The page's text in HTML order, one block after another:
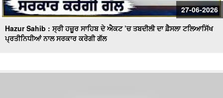
27-06-2026
Hazur Sahib : ਸ੍ਰੀ ਹਜ਼ੂਰ ਸਾਹਿਬ ਦੇ ਐਕਟ ’ਚ ਤਬਦੀਲੀ ਦਾ ਫ਼ੈਸਲਾ ਟਲਿਆਸਿੱਖ
ਪ੍ਰਤੀਨਿਧੀਆਂ ਨਾਲ ਸਰਕਾਰ ਕਰੇਗੀ ਗੱਲ